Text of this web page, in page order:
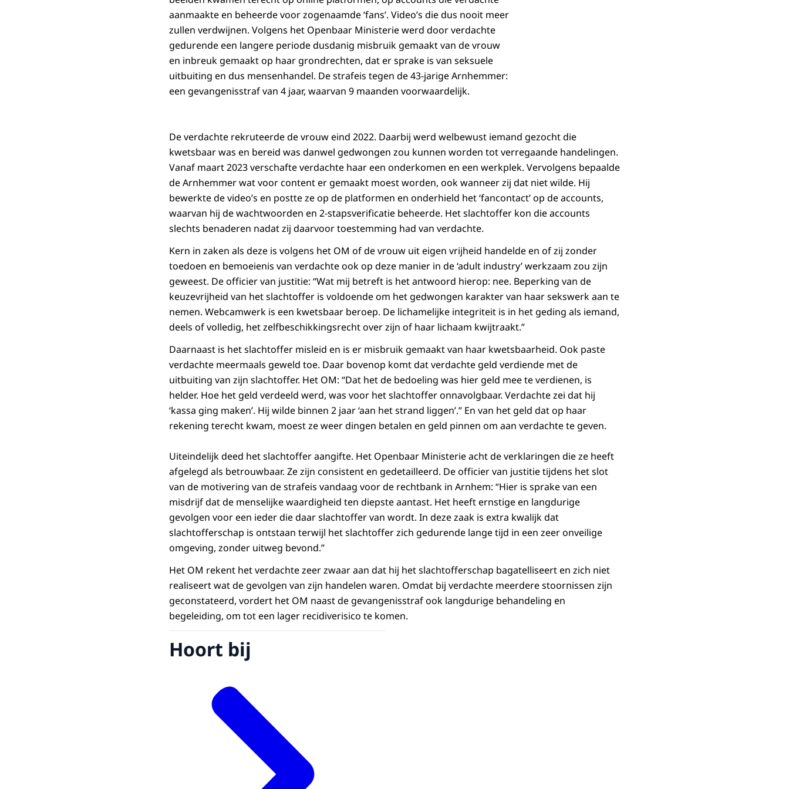
aanmaakte en beheerde voor zogenaamde ‘fans’. Video’s die dus nooit meer
zullen verdwijnen. Volgens het Openbaar Ministerie werd door verdachte
gedurende een langere periode dusdanig misbruik gemaakt van de vrouw
en inbreuk gemaakt op haar grondrechten, dat er sprake is van seksuele
uitbuiting en dus mensenhandel. De strafeis tegen de 43-jarige Arnhemmer:
een gevangenisstraf van 4 jaar, waarvan 9 maanden voorwaardelijk.
De verdachte rekruteerde de vrouw eind 2022. Daarbij werd welbewust iemand gezocht die
kwetsbaar was en bereid was danwel gedwongen zou kunnen worden tot verregaande handelingen.
Vanaf maart 2023 verschafte verdachte haar een onderkomen en een werkplek. Vervolgens bepaalde
de Arnhemmer wat voor content er gemaakt moest worden, ook wanneer zij dat niet wilde. Hij
bewerkte de video’s en postte ze op de platformen en onderhield het ‘fancontact’ op de accounts,
waarvan hij de wachtwoorden en 2-stapsverificatie beheerde. Het slachtoffer kon die accounts
slechts benaderen nadat zij daarvoor toestemming had van verdachte.
Kern in zaken als deze is volgens het OM of de vrouw uit eigen vrijheid handelde en of zij zonder
toedoen en bemoeienis van verdachte ook op deze manier in de ‘adult industry’ werkzaam zou zijn
geweest. De officier van justitie: “Wat mij betreft is het antwoord hierop: nee. Beperking van de
keuzevrijheid van het slachtoffer is voldoende om het gedwongen karakter van haar sekswerk aan te
nemen. Webcamwerk is een kwetsbaar beroep. De lichamelijke integriteit is in het geding als iemand,
deels of volledig, het zelfbeschikkingsrecht over zijn of haar lichaam kwijtraakt.”
Daarnaast is het slachtoffer misleid en is er misbruik gemaakt van haar kwetsbaarheid. Ook paste
verdachte meermaals geweld toe. Daar bovenop komt dat verdachte geld verdiende met de
uitbuiting van zijn slachtoffer. Het OM: “Dat het de bedoeling was hier geld mee te verdienen, is
helder. Hoe het geld verdeeld werd, was voor het slachtoffer onnavolgbaar. Verdachte zei dat hij
‘kassa ging maken’. Hij wilde binnen 2 jaar ‘aan het strand liggen’.” En van het geld dat op haar
rekening terecht kwam, moest ze weer dingen betalen en geld pinnen om aan verdachte te geven.
Uiteindelijk deed het slachtoffer aangifte. Het Openbaar Ministerie acht de verklaringen die ze heeft
afgelegd als betrouwbaar. Ze zijn consistent en gedetailleerd. De officier van justitie tijdens het slot
van de motivering van de strafeis vandaag voor de rechtbank in Arnhem: “Hier is sprake van een
misdrijf dat de menselijke waardigheid ten diepste aantast. Het heeft ernstige en langdurige
gevolgen voor een ieder die daar slachtoffer van wordt. In deze zaak is extra kwalijk dat
slachtofferschap is ontstaan terwijl het slachtoffer zich gedurende lange tijd in een zeer onveilige
omgeving, zonder uitweg bevond.”
Het OM rekent het verdachte zeer zwaar aan dat hij het slachtofferschap bagatelliseert en zich niet
realiseert wat de gevolgen van zijn handelen waren. Omdat bij verdachte meerdere stoornissen zijn
geconstateerd, vordert het OM naast de gevangenisstraf ook langdurige behandeling en
begeleiding, om tot een lager recidiverisico te komen.
Hoort bij